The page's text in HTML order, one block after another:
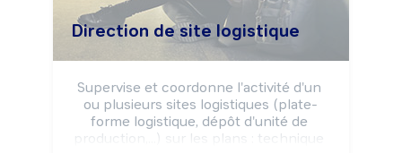
Direction de site logistique
Supervise et coordonne l'activité d'un
ou plusieurs sites logistiques (plate-
forme logistique, dépôt d'unité de
production,...) sur les plans : technique